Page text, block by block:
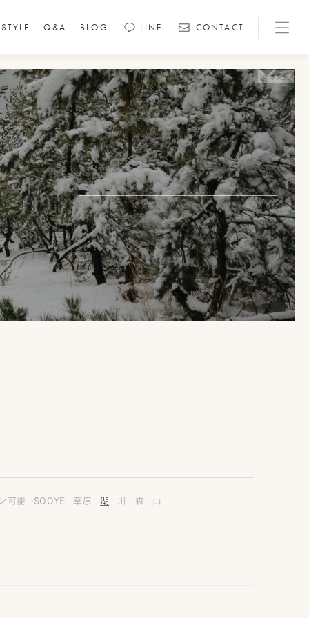
STYLE Q&A BLOG LINE CONTACT
画像変更
可能 SOOYE 草原 湖 川 森 山